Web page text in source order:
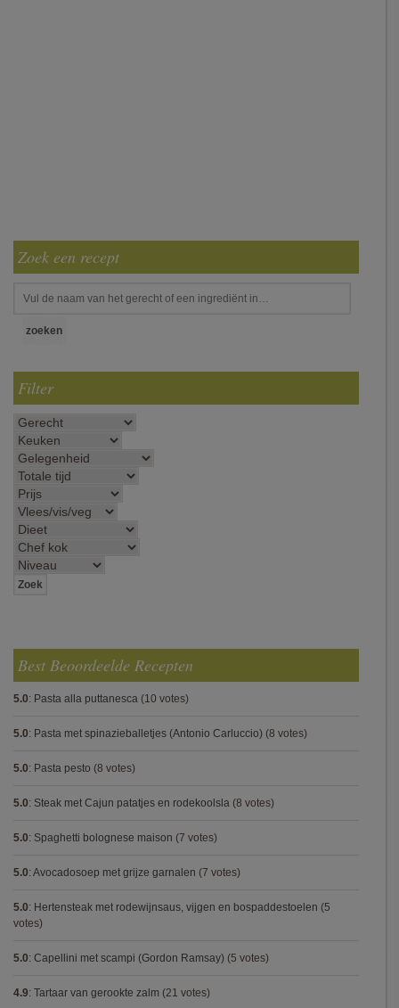
Zoek een recept
Filter
Best Beoordeelde Recepten
5.0: Pasta alla puttanesca (10 votes)
5.0: Pasta met spinazieballetjes (Antonio Carluccio) (8 votes)
5.0: Pasta pesto (8 votes)
5.0: Steak met Cajun patatjes en rodekoolsla (8 votes)
5.0: Spaghetti bolognese maison (7 votes)
5.0: Avocadosoep met grijze garnalen (7 votes)
5.0: Hertensteak met rodewijnsaus, vijgen en bospaddestoelen (5
votes)
5.0: Capellini met scampi (Gordon Ramsay) (5 votes)
4.9: Tartaar van gerookte zalm (21 votes)